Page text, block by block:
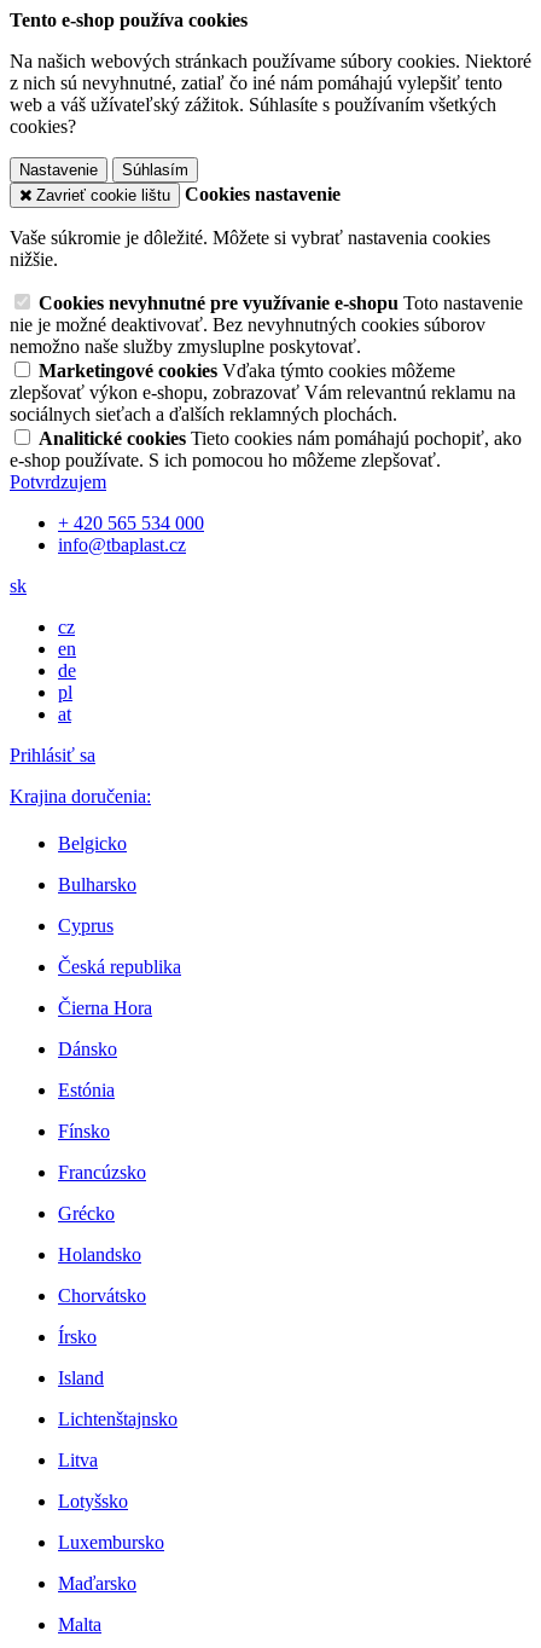
Tento e-shop používa cookies
Na našich webových stránkach používame súbory cookies. Niektoré
z nich sú nevyhnutné, zatiaľ čo iné nám pomáhajú vylepšiť tento
web a váš užívateľský zážitok. Súhlasíte s používaním všetkých
cookies?
Nastavenie
Súhlasím
Zavrieť cookie lištu
Cookies nastavenie
Vaše súkromie je dôležité. Môžete si vybrať nastavenia cookies
nižšie.
Cookies nevyhnutné pre využívanie e-shopu Toto nastavenie
nie je možné deaktivovať. Bez nevyhnutných cookies súborov
nemožno naše služby zmysluplne poskytovať.
Marketingové cookies Vďaka týmto cookies môžeme
zlepšovať výkon e-shopu, zobrazovať Vám relevantnú reklamu na
sociálnych sieťach a ďalších reklamných plochách.
Analitické cookies Tieto cookies nám pomáhajú pochopiť, ako
e-shop používate. S ich pomocou ho môžeme zlepšovať.
Potvrdzujem
+ 420 565 534 000
info@tbaplast.cz
sk
cz
en
de
pl
at
Prihlásiť sa
Krajina doručenia:
Belgicko
Bulharsko
Cyprus
Česká republika
Čierna Hora
Dánsko
Estónia
Fínsko
Francúzsko
Grécko
Holandsko
Chorvátsko
Írsko
Island
Lichtenštajnsko
Litva
Lotyšsko
Luxembursko
Maďarsko
Malta